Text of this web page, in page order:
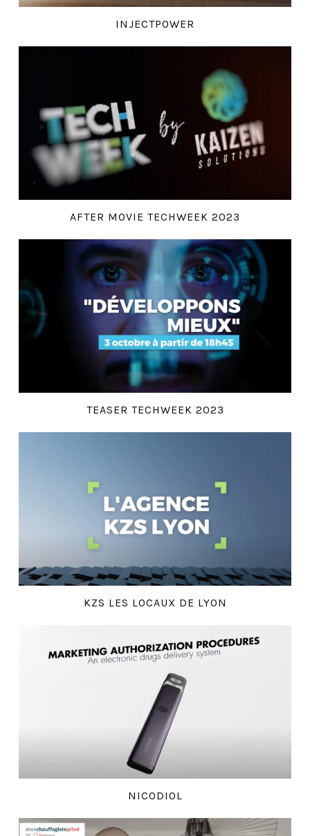
INJECTPOWER
AFTER MOVIE TECHWEEK 2023
TEASER TECHWEEK 2023
KZS LES LOCAUX DE LYON
NICODIOL